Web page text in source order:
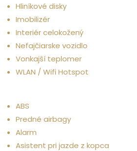
Hliníkové disky
Imobilizér
Interiér celokožený
Nefajčiarske vozidlo
Vonkajší teplomer
WLAN / Wifi Hotspot
ABS
Predné airbagy
Alarm
Asistent pri jazde z kopca